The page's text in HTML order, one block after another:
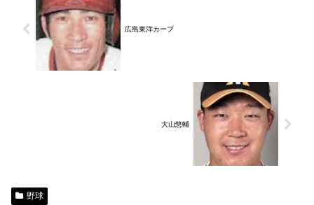
広島東洋カープ
大山悠輔
野球